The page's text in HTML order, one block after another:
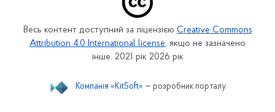
Весь контент доступний за ліцензією Creative Commons
Attribution 4.0 International license, якщо не зазначено
інше. 2021 рік 2026 рік
Компанія «KitSoft» — розробник порталу